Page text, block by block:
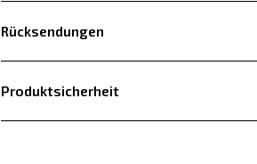
Rücksendungen
Produktsicherheit